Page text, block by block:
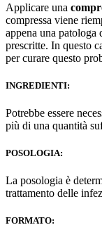
Applicare una
compressa viene
appena una patologa
prescritte. In questo
per curare questo
INGREDIENTI:
Potrebbe essere
più di una quantità
POSOLOGIA:
La posologia è
trattamento delle
FORMATO: